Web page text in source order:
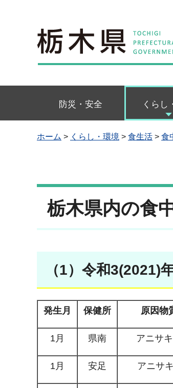
栃木県
防災・安全 くらし
ホーム > くらし・環境 > 食生活 > 食
栃木県内の食
（1）令和3(2021)
発生月 保健所 原因物
1月 県南 アニサ
1月 安足 アニサ